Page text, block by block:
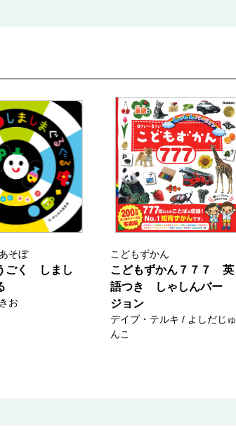
そぼ
ごく しまし
お
こどもずかん
こどもずかん７７７ 英
語つき しゃしんバー
ジョン
デイブ・テルキ / よしだじゅ
んこ